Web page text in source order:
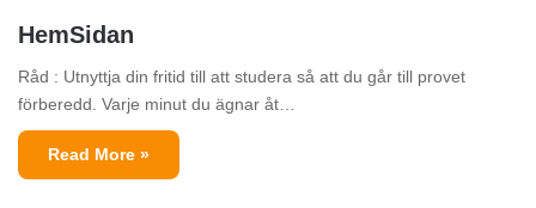
HemSidan
Råd : Utnyttja din fritid till att studera så att du går till provet
förberedd. Varje minut du ägnar åt…
Read More »